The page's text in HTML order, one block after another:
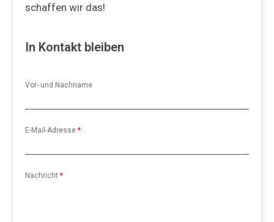
schaffen wir das!
In Kontakt bleiben
Vor- und Nachname
E-Mail-Adresse *
Nachricht *